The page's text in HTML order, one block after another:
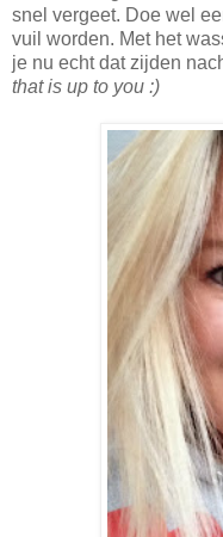
snel vergeet. Doe wel
vuil worden. Met het
je nu echt dat zijden
that is up to you :)